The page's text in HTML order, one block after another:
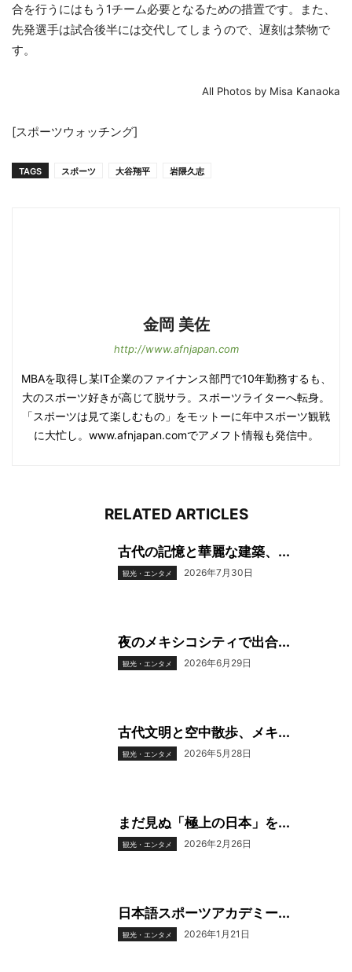
合を行うにはもう1チーム必要となるための措置です。また、
先発選手は試合後半には交代してしまうので、遅刻は禁物で
す。
All Photos by Misa Kanaoka
[スポーツウォッチング]
TAGS スポーツ 大谷翔平 岩隈久志
金岡 美佐
http://www.afnjapan.com
MBAを取得し某IT企業のファイナンス部門で10年勤務するも、
大のスポーツ好きが高じて脱サラ。スポーツライターへ転身。
「スポーツは見て楽しむもの」をモットーに年中スポーツ観戦
に大忙し。www.afnjapan.comでアメフト情報も発信中。
RELATED ARTICLES
古代の記憶と華麗な建築、...
観光・エンタメ 2026年7月30日
夜のメキシコシティで出合...
観光・エンタメ 2026年6月29日
古代文明と空中散歩、メキ...
観光・エンタメ 2026年5月28日
まだ見ぬ「極上の日本」を...
観光・エンタメ 2026年2月26日
日本語スポーツアカデミー...
観光・エンタメ 2026年1月21日